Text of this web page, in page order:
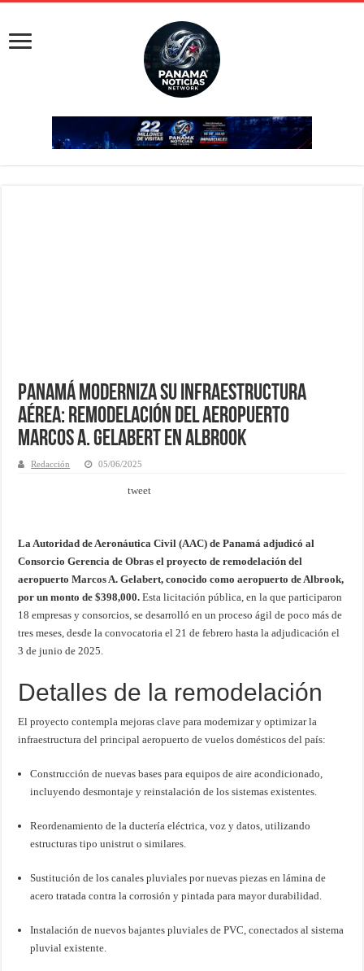
Panamá Moderniza su Infraestructura
Aérea: Remodelación del Aeropuerto
Marcos A. Gelabert en Albrook
Redacción 05/06/2025
tweet
La Autoridad de Aeronáutica Civil (AAC) de Panamá adjudicó al
Consorcio Gerencia de Obras el proyecto de remodelación del
aeropuerto Marcos A. Gelabert, conocido como aeropuerto de Albrook,
por un monto de $398,000. Esta licitación pública, en la que participaron
18 empresas y consorcios, se desarrolló en un proceso ágil de poco más de
tres meses, desde la convocatoria el 21 de febrero hasta la adjudicación el
3 de junio de 2025.
Detalles de la remodelación
El proyecto contempla mejoras clave para modernizar y optimizar la
infraestructura del principal aeropuerto de vuelos domésticos del país:
Construcción de nuevas bases para equipos de aire acondicionado,
incluyendo desmontaje y reinstalación de los sistemas existentes.
Reordenamiento de la ductería eléctrica, voz y datos, utilizando
estructuras tipo unistrut o similares.
Sustitución de los canales pluviales por nuevas piezas en lámina de
acero tratada contra la corrosión y pintada para mayor durabilidad.
Instalación de nuevos bajantes pluviales de PVC, conectados al sistema
pluvial existente.